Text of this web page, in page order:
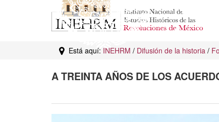
Está aquí: INEHRM / Difusión de la historia /
A TREINTA AÑOS DE LOS